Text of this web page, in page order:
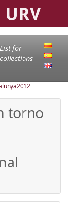
List for
collections
2012
torno